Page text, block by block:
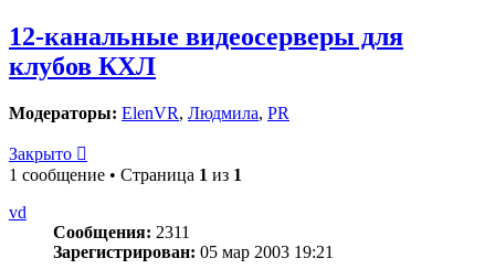
12-канальные видеосерверы для
клубов КХЛ
Модераторы: ElenVR, Людмила, PR
Закрыто
1 сообщение • Страница 1 из 1
vd
Сообщения: 2311
Зарегистрирован: 05 мар 2003 19:21